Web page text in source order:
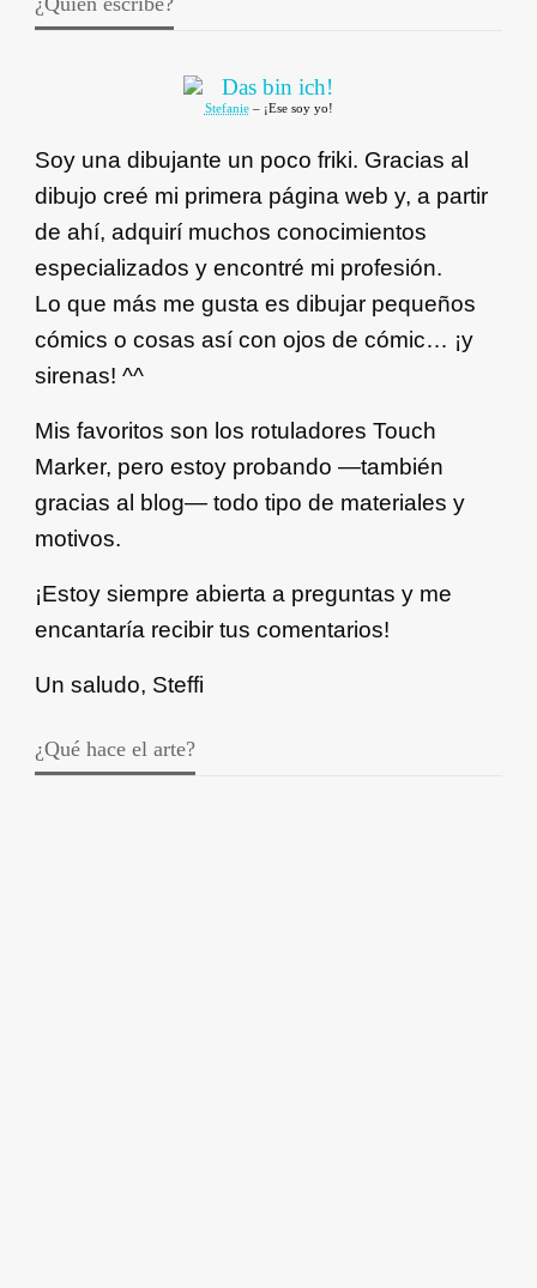
Stefanie– ¡Ese soy yo!
Soy una dibujante un poco friki. Gracias al
dibujo creé mi primera página web y, a partir
de ahí, adquirí muchos conocimientos
especializados y encontré mi profesión.
Lo que más me gusta es dibujar pequeños
cómics o cosas así con ojos de cómic… ¡y
sirenas! ^^
Mis favoritos son los rotuladores Touch
Marker, pero estoy probando —también
gracias al blog— todo tipo de materiales y
motivos.
¡Estoy siempre abierta a preguntas y me
encantaría recibir tus comentarios!
Un saludo, Steffi
¿Qué hace el arte?